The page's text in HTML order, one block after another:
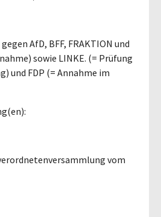
gegen AfD, BFF, FRAKTION und
sowie LINKE. (= Prüfung
und FDP (= Annahme im
vom